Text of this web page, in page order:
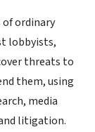
of ordinary
lobbyists,
threats to
them, using
media
litigation.